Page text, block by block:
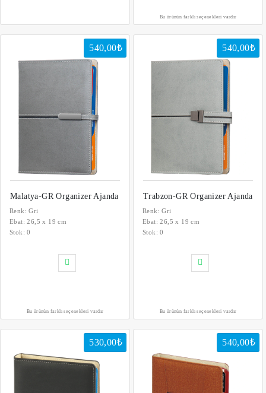
Bu ürünün farklı seçenekleri vardır
540,00₺
Malatya-GR Organizer Ajanda
Renk: Gri
Ebat: 26,5 x 19 cm
Stok:0
Bu ürünün farklı seçenekleri vardır
540,00₺
Trabzon-GR Organizer Ajanda
Renk: Gri
Ebat: 26,5 x 19 cm
Stok:0
Bu ürünün farklı seçenekleri vardır
530,00₺ 540,00₺